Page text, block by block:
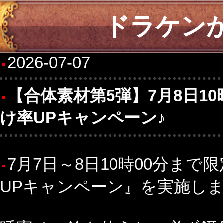
ドラケン
2026-07-07
【合体素材第5弾】7月8日
け率UPキャンペーン♪
7月7日～8日10時00分まで
UPキャンペーン』を実施し